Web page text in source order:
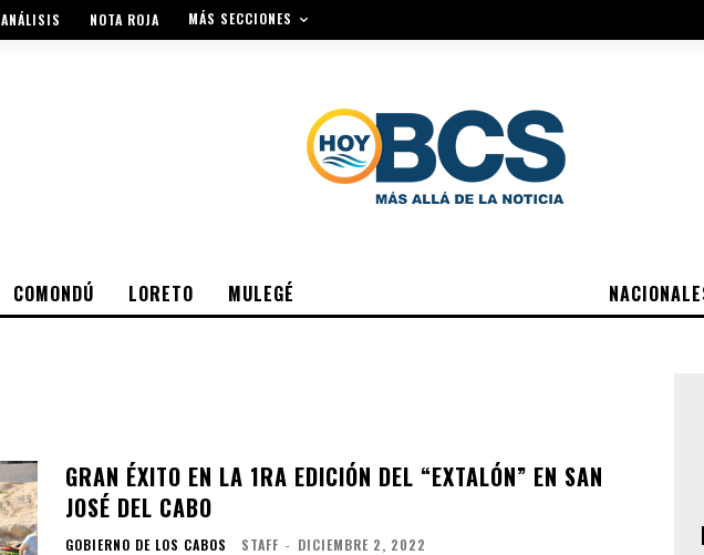
ANÁLISIS NOTA ROJA MÁS SECCIONES
COMONDÚ LORETO MULEGÉ
GRAN ÉXITO EN LA 1RA EDICIÓN DEL “EXTALÓN” EN SAN
JOSÉ DEL CABO
GOBIERNO DE LOS CABOS STAFF - DICIEMBRE 2, 2022